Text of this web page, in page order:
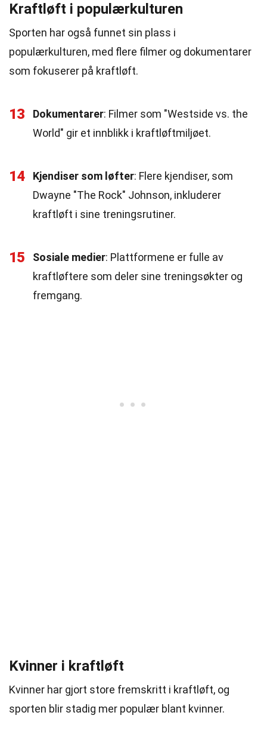
Kraftløft i populærkulturen
Sporten har også funnet sin plass i
populærkulturen, med flere filmer og dokumentarer
som fokuserer på kraftløft.
13 Dokumentarer: Filmer som "Westside vs. the
World" gir et innblikk i kraftløftmiljøet.
14 Kjendiser som løfter: Flere kjendiser, som
Dwayne "The Rock" Johnson, inkluderer
kraftløft i sine treningsrutiner.
15 Sosiale medier: Plattformene er fulle av
kraftløftere som deler sine treningsøkter og
fremgang.
Kvinner i kraftløft
Kvinner har gjort store fremskritt i kraftløft, og
sporten blir stadig mer populær blant kvinner.